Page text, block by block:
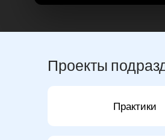
Проекты
Практики